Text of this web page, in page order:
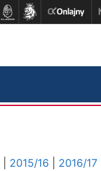
2015/16 2016/17